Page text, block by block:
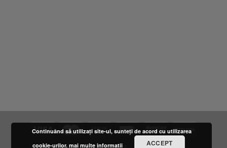
Continuând să utilizați site-ul, sunteți de acord cu utilizarea
cookie-urilor. mai multe informatii ACCEPT